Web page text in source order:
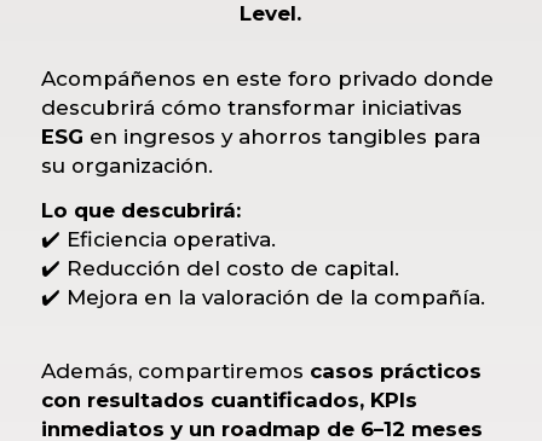
Level.
Acompáñenos en este foro privado donde
descubrirá cómo transformar iniciativas
ESG en ingresos y ahorros tangibles para
su organización.
Lo que descubrirá:
✔️ Eficiencia operativa.
✔️ Reducción del costo de capital.
✔️ Mejora en la valoración de la compañía.
Además, compartiremos casos prácticos
con resultados cuantificados, KPIs
inmediatos y un roadmap de 6–12 meses